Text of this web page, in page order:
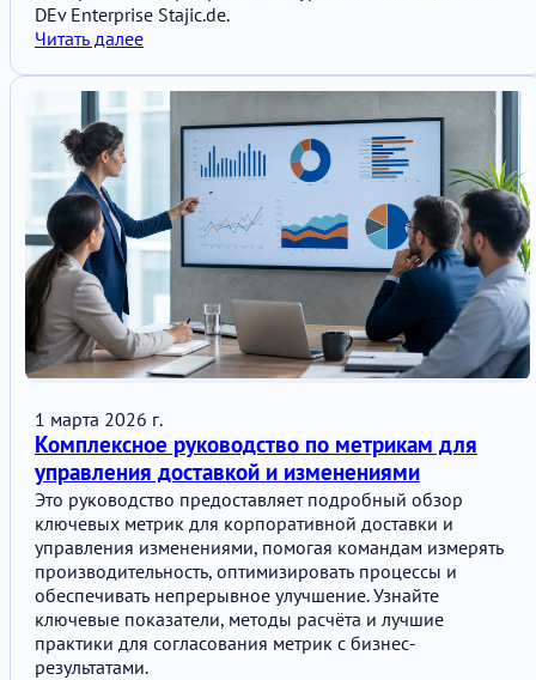
DEv Enterprise Stajic.de.
Читать далее
1 марта 2026 г.
Комплексное руководство по метрикам для
управления доставкой и изменениями
Это руководство предоставляет подробный обзор
ключевых метрик для корпоративной доставки и
управления изменениями, помогая командам измерять
производительность, оптимизировать процессы и
обеспечивать непрерывное улучшение. Узнайте
ключевые показатели, методы расчёта и лучшие
практики для согласования метрик с бизнес-
результатами.